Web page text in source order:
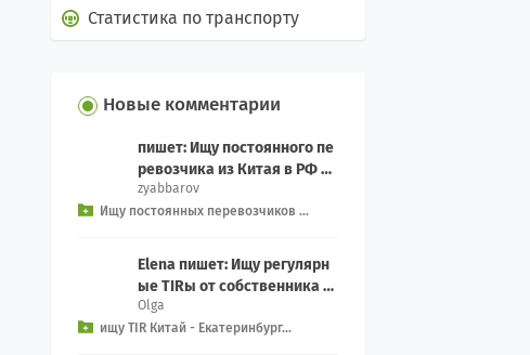
Статистика по транспорту
Новые комментарии
пишет: Ищу постоянного пе
ревозчика из Китая в РФ дл
я еженедельного Добрый д
ень, как связ...
zyabbarov
Ищу постоянных перевозчиков ...
Elena пишет: Ищу регулярн
ые TIRы от собственника с
ервиса на Екатеринбург из
китая, EXW We...
Olga
ищу TIR Китай - Екатеринбург...